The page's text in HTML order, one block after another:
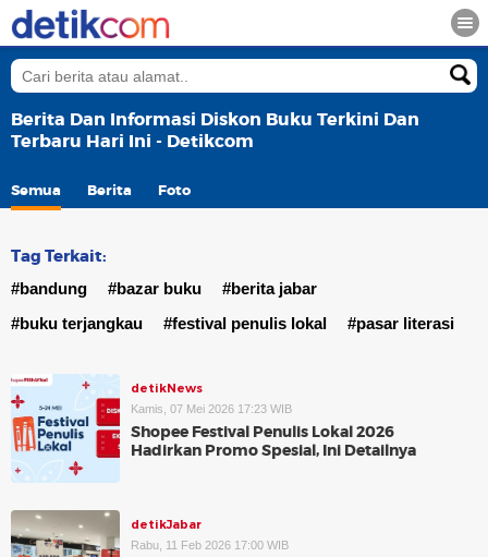
Berita Dan Informasi Diskon Buku Terkini Dan
Terbaru Hari Ini - Detikcom
Semua Berita Foto
Tag Terkait:
#bandung #bazar buku
#berita jabar
#buku terjangkau
#festival penulis lokal #pasar literasi
detikNews
Kamis, 07 Mei 2026 17:23 WIB
Shopee Festival Penulis Lokal 2026
Hadirkan Promo Spesial, Ini Detailnya
detikJabar
Rabu, 11 Feb 2026 17:00 WIB